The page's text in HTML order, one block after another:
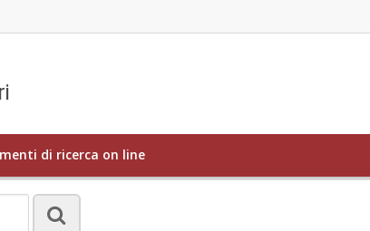
di ricerca on line